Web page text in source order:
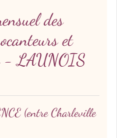
des
et
- LAUNOIS
(entre Charleville